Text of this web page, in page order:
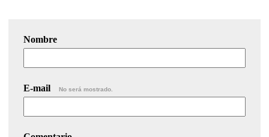
Nombre
E-mail No será mostrado.